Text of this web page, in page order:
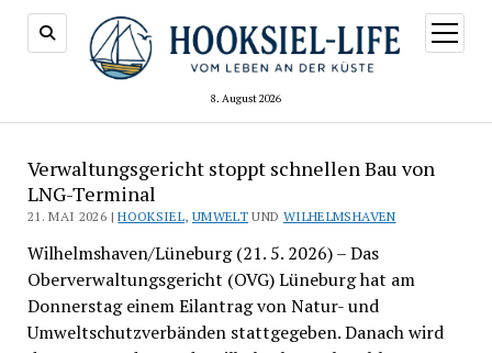
8. August 2026
Menü
öffnen
Verwaltungsgericht stoppt schnellen Bau von
LNG-Terminal
21. MAI 2026 |HOOKSIEL, UMWELT UND WILHELMSHAVEN
Wilhelmshaven/Lüneburg (21. 5. 2026) – Das
Oberverwaltungsgericht (OVG) Lüneburg hat am
Donnerstag einem Eilantrag von Natur- und
Umweltschutzverbänden stattgegeben. Danach wird